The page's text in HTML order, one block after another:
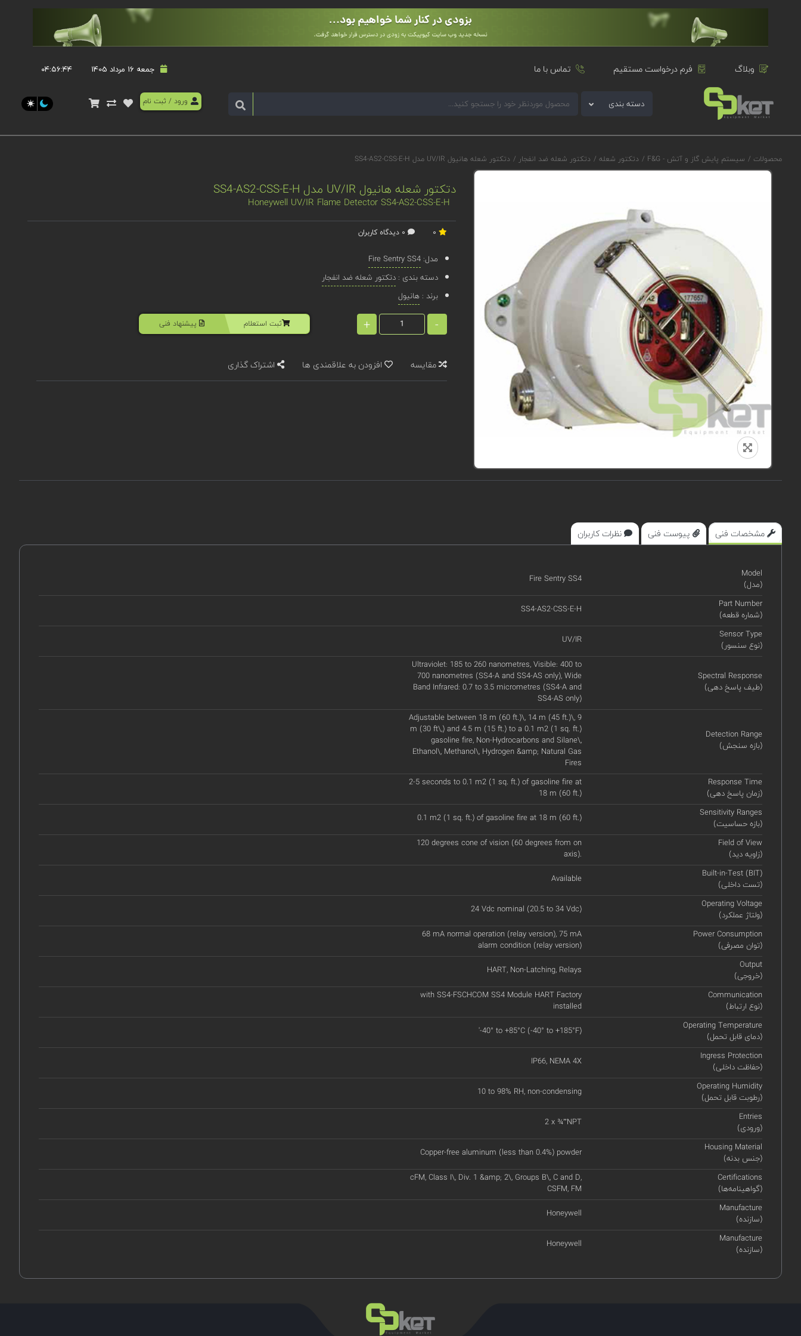
وبلاگ فرم درخواست مستقیم تماس با ما جمعه 16 مرداد 1405 ۰۴:۵۶:۴۵
دسته بندی ورود / ثبت نام
محصولات / سیستم پایش گاز و آتش - F&G / دتکتور شعله / دتکتور شعله ضد انفجار / دتکتور شعله هانیول UV/IR مدل SS4-AS2-CSS-E-H
دتکتور شعله هانیول UV/IR مدل SS4-AS2-CSS-E-H
Honeywell UV/IR Flame Detector SS4-AS2-CSS-E-H
مدل:Fire Sentry SS4
دسته بندی :دتکتور شعله ضد انفجار
برند :هانیول
-
+ ثبت استعلام پیشنهاد فنی
مقایسه افزودن به علاقمندی ها اشتراک گذاری
مشخصات فنی پیوست فنی نظرات کاربران
Model
(مدل)
Fire Sentry SS4
Part Number
(شماره قطعه)
SS4-AS2-CSS-E-H
Sensor Type
(نوع سنسور)
UV/IR
Spectral Response
(طیف پاسخ دهی)
Ultraviolet: 185 to 260 nanometres, Visible: 400 to
700 nanometres (SS4-A and SS4-AS only), Wide
Band Infrared: 0.7 to 3.5 micrometres (SS4-A and
SS4-AS only)
Detection Range
(بازه سنجش)
Adjustable between 18 m (60 ft.)\, 14 m (45 ft.)\, 9
m (30 ft\,) and 4.5 m (15 ft.) to a 0.1 m2 (1 sq. ft.)
gasoline fire, Non-Hydrocarbons and Silane\,
Ethanol\, Methanol\, Hydrogen &amp; Natural Gas
Fires
Response Time
(زمان پاسخ دهی)
2-5 seconds to 0.1 m2 (1 sq. ft.) of gasoline fire at
18 m (60 ft.)
Sensitivity Ranges
(بازه حساسیت)
0.1 m2 (1 sq. ft.) of gasoline fire at 18 m (60 ft.)
Field of View
(زاویه دید)
120 degrees cone of vision (60 degrees from on
axis).
Built-in-Test (BIT)
(تست داخلی)
Available
Operating Voltage
(ولتاژ عملکرد)
24 Vdc nominal (20.5 to 34 Vdc)
Power Consumption
(توان مصرفی)
68 mA normal operation (relay version), 75 mA
alarm condition (relay version)
Output
(خروجی)
HART, Non-Latching, Relays
Communication
(نوع ارتباط)
with SS4-FSCHCOM SS4 Module HART Factory
installed
Operating Temperature
(دمای قابل تحمل)
'-40° to +85°C (-40° to +185°F)
Ingress Protection
(حفاظت داخلی)
IP66, NEMA 4X
Operating Humidity
(رطوبت قابل تحمل)
10 to 98% RH, non-condensing
Entries
(ورودی)
2 x ¾”NPT
Housing Material
(جنس بدنه)
Copper-free aluminum (less than 0.4%) powder
Certifications
(گواهینامه‌ها)
cFM, Class I\, Div. 1 &amp; 2\, Groups B\, C and D,
CSFM, FM
Manufacture
(سازنده)
Honeywell
Manufacture
(سازنده)
Honeywell